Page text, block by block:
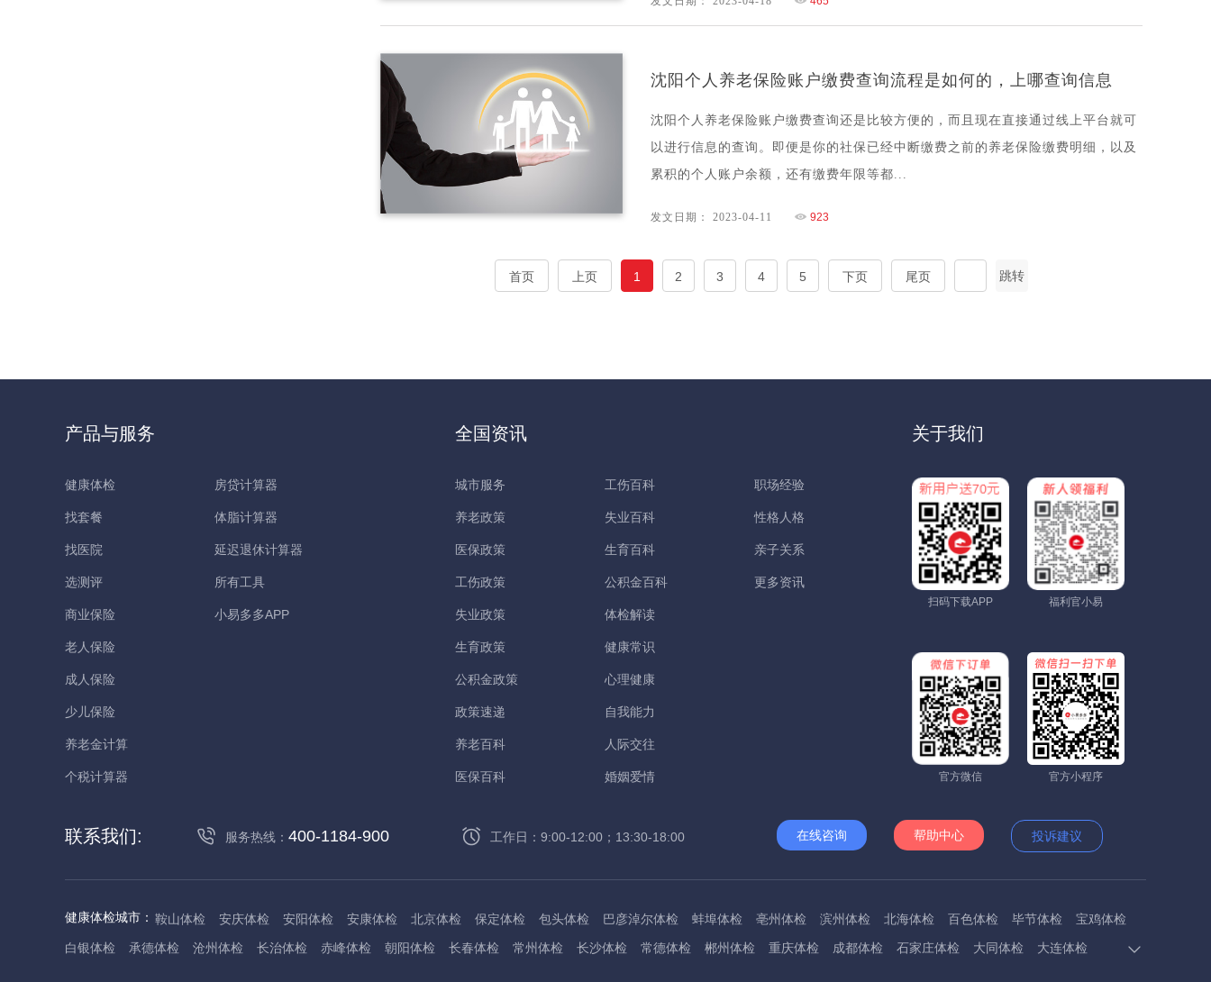
沈阳个人养老保险账户缴费查询流程是如何的，上哪查询信息
沈阳个人养老保险账户缴费查询还是比较方便的，而且现在直接通过线上平台就可
以进行信息的查询。即便是你的社保已经中断缴费之前的养老保险缴费明细，以及
累积的个人账户余额，还有缴费年限等都...
发文日期： 2023-04-11 923
首页 上页 1 2 3 4 5 下页 尾页 跳转
产品与服务
健康体检
找套餐
找医院
选测评
商业保险
老人保险
成人保险
少儿保险
养老金计算
个税计算器
房贷计算器
体脂计算器
延迟退休计算器
所有工具
小易多多APP
全国资讯
城市服务
养老政策
医保政策
工伤政策
失业政策
生育政策
公积金政策
政策速递
养老百科
医保百科
工伤百科
失业百科
生育百科
公积金百科
体检解读
健康常识
心理健康
自我能力
人际交往
婚姻爱情
职场经验
性格人格
亲子关系
更多资讯
关于我们
扫码下载APP 福利官小易
官方微信 官方小程序
联系我们: 服务热线： 400-1184-900 工作日：9:00-12:00；13:30-18:00 在线咨询 帮助中心 投诉建议
健康体检城市： 鞍山体检 安庆体检 安阳体检 安康体检 北京体检 保定体检 包头体检 巴彦淖尔体检 蚌埠体检 亳州体检 滨州体检 北海体检 百色体检 毕节体检
宝鸡体检
白银体检
承德体检 沧州体检 长治体检 赤峰体检 朝阳体检 长春体检 常州体检 长沙体检 常德体检 郴州体检 重庆体检 成都体检 石家庄体检 大同体检
大连体检